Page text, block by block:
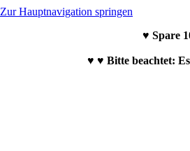
Zur Hauptnavigation springen
♥ Spare
♥ ♥ Bitte beachtet: